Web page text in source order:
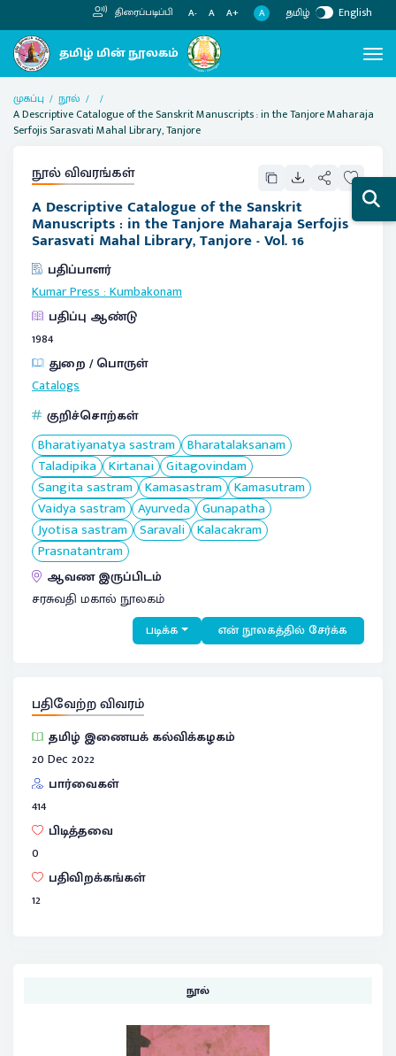
திரைப்படிப்பி A- A A+ A தமிழ் English
முகப்பு
நூல்
A Descriptive Catalogue of the Sanskrit Manuscripts : in the Tanjore Maharaja
Serfojis Sarasvati Mahal Library, Tanjore
நூல் விவரங்கள்
A Descriptive Catalogue of the Sanskrit
Manuscripts : in the Tanjore Maharaja Serfojis
Sarasvati Mahal Library, Tanjore - Vol. 16
பதிப்பாளர்
Kumar Press:Kumbakonam
பதிப்பு ஆண்டு
1984
துறை / பொருள்
Catalogs
குறிச்சொற்கள்
Bharatiyanatya sastram Bharatalaksanam
Taladipika Kirtanai Gitagovindam
Sangita sastram Kamasastram Kamasutram
Vaidya sastram Ayurveda Gunapatha
Jyotisa sastram Saravali Kalacakram
Prasnatantram
ஆவண இருப்பிடம்
சரசுவதி மகால் நூலகம்
படிக்க என் நூலகத்தில் சேர்க்க
பதிவேற்ற விவரம்
தமிழ் இணையக் கல்விக்கழகம்
20 Dec 2022
பார்வைகள்
414
பிடித்தவை
0
பதிவிறக்கங்கள்
12
நூல்